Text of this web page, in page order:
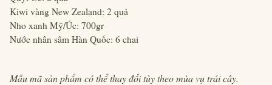
Kiwi vàng New Zealand: 2 quả
Nho xanh Mỹ/Úc: 700gr
Nước nhân sâm Hàn Quốc: 6 chai
Mẫu mã sản phẩm có thể thay đổi tùy theo mùa vụ trái cây.